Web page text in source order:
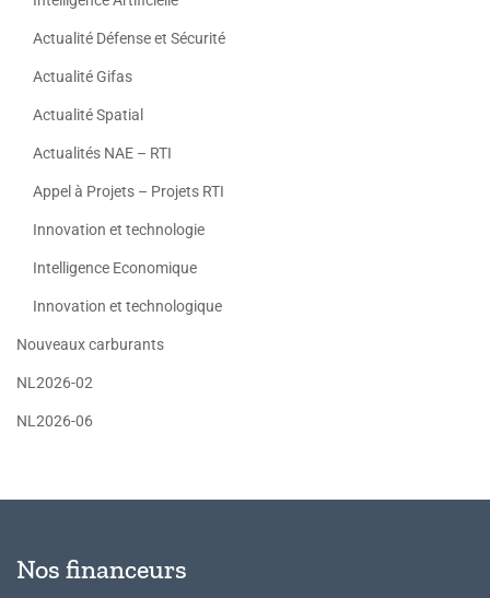
Actualité Défense et Sécurité
Actualité Gifas
Actualité Spatial
Actualités NAE – RTI
Appel à Projets – Projets RTI
Innovation et technologie
Intelligence Economique
Innovation et technologique
Nouveaux carburants
NL2026-02
NL2026-06
Nos financeurs